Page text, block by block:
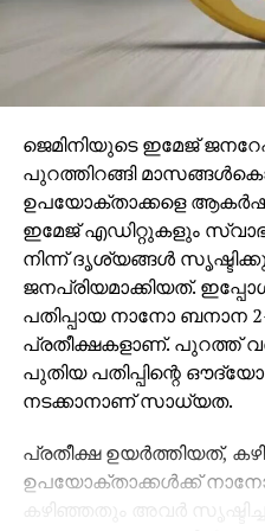
ജെമിനിയുടെ ഇമേജ്
പുറത്തിറങ്ങി
ഉപയോക്താക്കളെ
ഇമേജ് എഡിറ്റുകളും
നിന്ന് ദൃശ്യങ്ങള്‍
ജനപ്രിയമാക്കിയത്.
പതിപ്പായ നാനോ ബനാന
പ്രതീക്ഷകളാണ്. പുറത്ത്
പുതിയ പതിപ്പിന്റെ
നടക്കാനാണ് സാധ്യത.
പ്രതീക്ഷ ഉയര്‍ത്തിയത്,
ഉപയോക്താക്കള്‍ക്ക്
കഴിഞ്ഞതും അവര്‍